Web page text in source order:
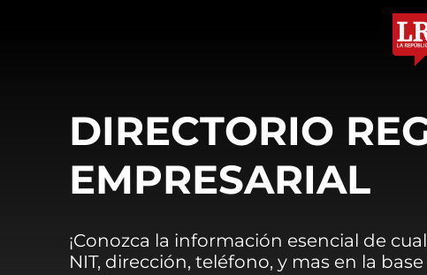
DIRECTORIO
EMPRESARIAL
¡Conozca la información esencial de
NIT, dirección, teléfono, y mas en la